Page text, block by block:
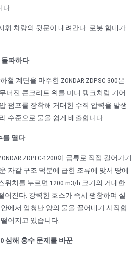
다.
휘 차량의 뒷문이 내려간다. 로봇 함대가
돌파하다
계단을 마주한 ZONDAR ZDPSC-300은
너진 콘크리트 위를 미니 탱크처럼 기어
펌프를 장착해 거대한 수직 압력을 발생
수준으로 물을 쉽게 배출합니다.
를 열다
ZDPLC-1200이 급류로 직접 걸어가기
자갈 구조 덕분에 급한 조류에 맞서 땅에
위치를 누르면 1200 m3/h 크기의 거대한
어진다. 강력한 호스가 즉시 팽창하며 실
에서 엄청난 양의 물을 끌어내기 시작합
어지고 있습니다.
심해 홍수 문제를 바꾼